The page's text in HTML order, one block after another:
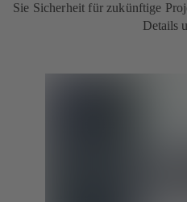
Sie Sicherheit für zukünftige
Details